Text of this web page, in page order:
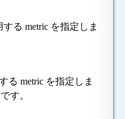
る metric を指定しま
る metric を指定しま
です。